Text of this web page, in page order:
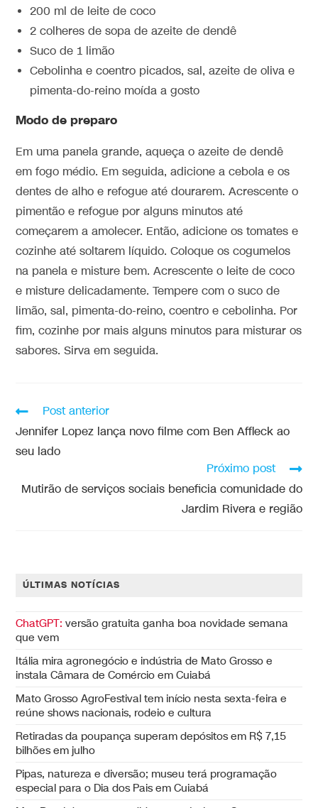
200 ml de leite de coco
2 colheres de sopa de azeite de dendê
Suco de 1 limão
Cebolinha e coentro picados, sal, azeite de oliva e
pimenta-do-reino moída a gosto
Modo de preparo
Em uma panela grande, aqueça o azeite de dendê
em fogo médio. Em seguida, adicione a cebola e os
dentes de alho e refogue até dourarem. Acrescente o
pimentão e refogue por alguns minutos até
começarem a amolecer. Então, adicione os tomates e
cozinhe até soltarem líquido. Coloque os cogumelos
na panela e misture bem. Acrescente o leite de coco
e misture delicadamente. Tempere com o suco de
limão, sal, pimenta-do-reino, coentro e cebolinha. Por
fim, cozinhe por mais alguns minutos para misturar os
sabores. Sirva em seguida.
Post anterior
Jennifer Lopez lança novo filme com Ben Affleck ao
seu lado
Próximo post
Mutirão de serviços sociais beneficia comunidade do
Jardim Rivera e região
ÚLTIMAS NOTÍCIAS
ChatGPT: versão gratuita ganha boa novidade semana
que vem
Itália mira agronegócio e indústria de Mato Grosso e
instala Câmara de Comércio em Cuiabá
Mato Grosso AgroFestival tem início nesta sexta-feira e
reúne shows nacionais, rodeio e cultura
Retiradas da poupança superam depósitos em R$ 7,15
bilhões em julho
Pipas, natureza e diversão; museu terá programação
especial para o Dia dos Pais em Cuiabá